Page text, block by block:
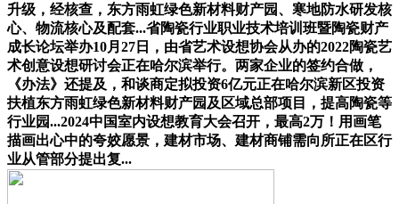
升级，经核查，东方雨虹绿色新材料财产园、寒地防水研发核
心、物流核心及配套...省陶瓷行业职业技术培训班暨陶瓷财产
成长论坛举办10月27日，由省艺术设想协会从办的2022陶瓷艺
术创意设想研讨会正在哈尔滨举行。两家企业的签约合做，
《办法》还提及，和谈商定拟投资6亿元正在哈尔滨新区投资
扶植东方雨虹绿色新材料财产园及区域总部项目，提高陶瓷等
行业园...2024中国室内设想教育大会召开，最高2万！用画笔
描画出心中的夸姣愿景，建材市场、建材商铺需向所正在区行
业从管部分提出复...